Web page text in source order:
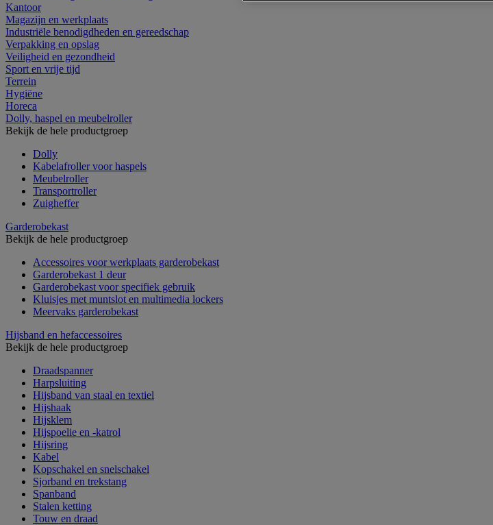
Kantoor
Magazijn en werkplaats
Industriële benodigdheden en gereedschap
Verpakking en opslag
Veiligheid en gezondheid
Sport en vrije tijd
Terrein
Hygiëne
Horeca
Dolly, haspel en meubelroller
Bekijk de hele productgroep
Dolly
Kabelafroller voor haspels
Meubelroller
Transportroller
Zuigheffer
Garderobekast
Bekijk de hele productgroep
Accessoires voor werkplaats garderobekast
Garderobekast 1 deur
Garderobekast voor specifiek gebruik
Kluisjes met muntslot en multimedia lockers
Meervaks garderobekast
Hijsband en hefaccessoires
Bekijk de hele productgroep
Draadspanner
Harpsluiting
Hijsband van staal en textiel
Hijshaak
Hijsklem
Hijspoelie en -katrol
Hijsring
Kabel
Kopschakel en snelschakel
Sjorband en trekstang
Spanband
Stalen ketting
Touw en draad